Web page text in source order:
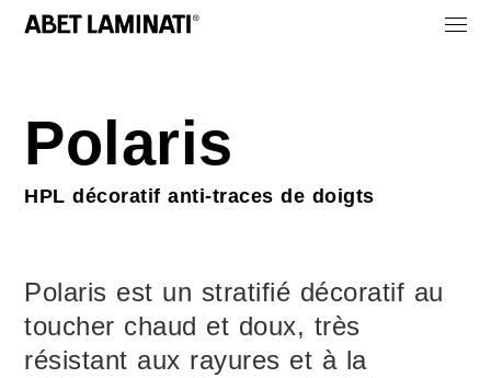
Polaris
HPL décoratif anti-traces de doigts
Polaris est un stratifié décoratif au
toucher chaud et doux, très
résistant aux rayures et à la